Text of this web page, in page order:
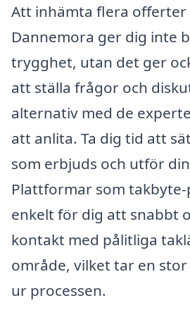
Att inhämta flera
Dannemora ger dig inte
trygghet, utan det ger
att ställa frågor och
alternativ med de
att anlita. Ta dig tid att
som erbjuds och utför
Plattformar som
enkelt för dig att snabbt
kontakt med pålitliga
område, vilket tar en stor
ur processen.